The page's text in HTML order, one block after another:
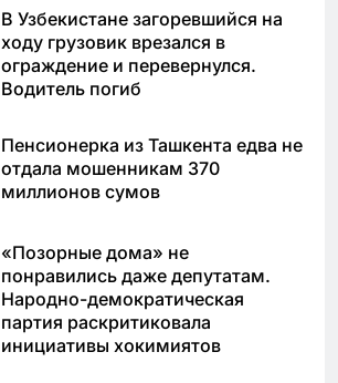
В Узбекистане загоревшийся на
ходу грузовик врезался в
ограждение и перевернулся.
Водитель погиб
Пенсионерка из Ташкента едва не
отдала мошенникам 370
миллионов сумов
«Позорные дома» не
понравились даже депутатам.
Народно-демократическая
партия раскритиковала
инициативы хокимиятов